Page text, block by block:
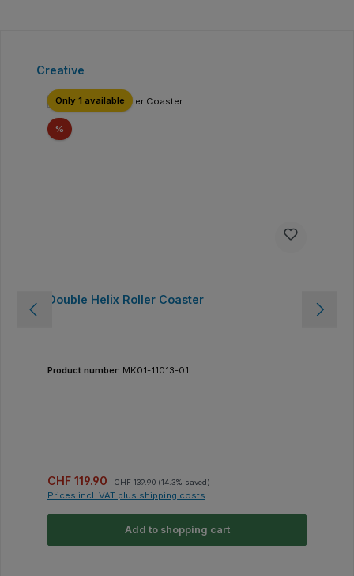
Skip product gallery
Creative
Only 1 available
%Discount
Double Helix Roller Coaster
Product number: MK01-11013-01
Sale price:
CHF 119.90 CHF 139.90 (14.3% saved)
Prices incl. VAT plus shipping costs
Add to shopping cart